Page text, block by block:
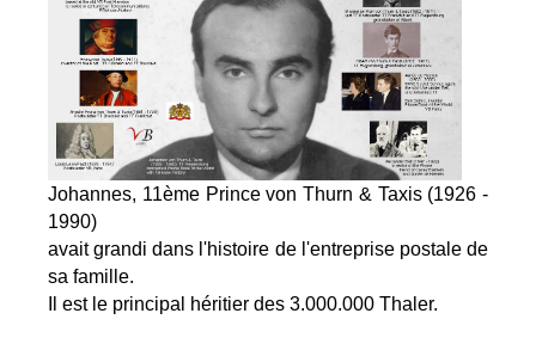
Johannes, 11ème Prince von Thurn & Taxis (1926 -
1990)
avait grandi dans l'histoire de l'entreprise postale de
sa famille.
Il est le principal héritier des 3.000.000 Thaler.